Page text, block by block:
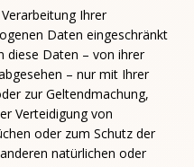
Ihrer
Daten eingeschränkt
diese Daten – von ihrer
– nur mit Ihrer
zur Geltendmachung,
Verteidigung von
oder zum Schutz der
natürlichen oder